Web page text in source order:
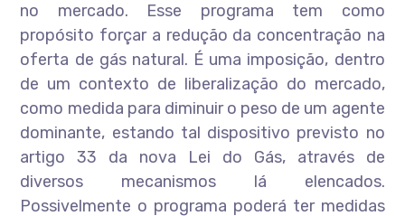
no mercado. Esse programa tem como
propósito forçar a redução da concentração na
oferta de gás natural. É uma imposição, dentro
de um contexto de liberalização do mercado,
como medida para diminuir o peso de um agente
dominante, estando tal dispositivo previsto no
artigo 33 da nova Lei do Gás, através de
diversos mecanismos lá elencados.
Possivelmente o programa poderá ter medidas